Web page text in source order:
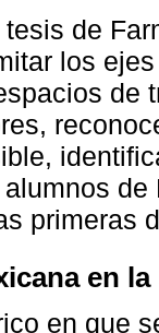
de
los
de
primeras
en
en que